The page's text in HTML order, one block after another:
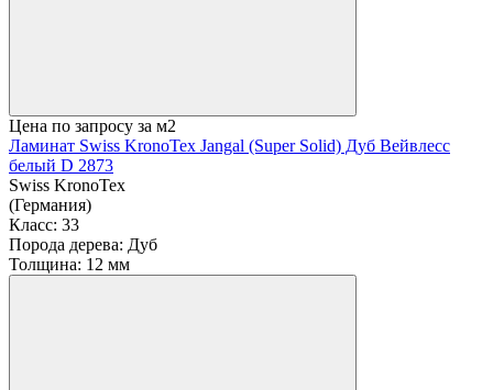
Цена по запросу за м2
Ламинат Swiss KronoTex Jangal (Super Solid) Дуб Вейвлесс
белый D 2873
Swiss KronoTex
(Германия)
Класс: 33
Порода дерева: Дуб
Толщина: 12 мм